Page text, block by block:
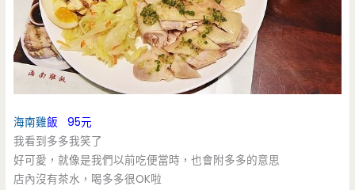
海南雞飯 95元
我看到多多我笑了
好可愛，就像是我們以前吃便當時，也會附多多的意思
店內沒有茶水，喝多多很OK啦